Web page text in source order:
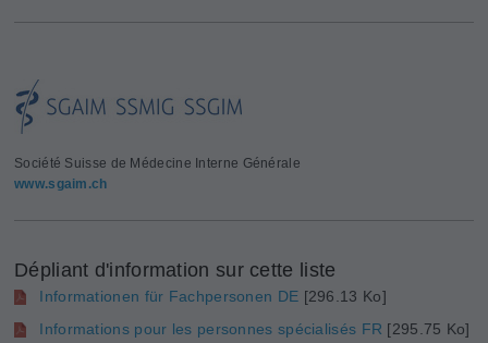
Société Suisse de Médecine Interne Générale
www.sgaim.ch
Dépliant d'information sur cette liste
Informationen für Fachpersonen DE [296.13 Ko]
Informations pour les personnes spécialisés FR [295.75 Ko]